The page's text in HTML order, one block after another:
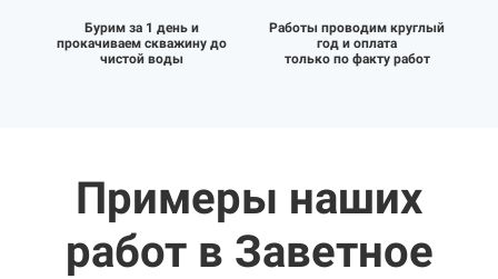
Бурим за 1 день и
прокачиваем скважину до
чистой воды
Работы проводим круглый
год и оплата
только по факту работ
Примеры наших
работ в Заветное